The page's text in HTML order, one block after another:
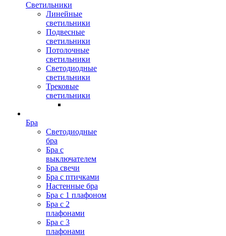
Светильники
Линейные
светильники
Подвесные
светильники
Потолочные
светильники
Светодиодные
светильники
Трековые
светильники
Бра
Светодиодные
бра
Бра с
выключателем
Бра свечи
Бра с птичками
Настенные бра
Бра с 1 плафоном
Бра с 2
плафонами
Бра с 3
плафонами